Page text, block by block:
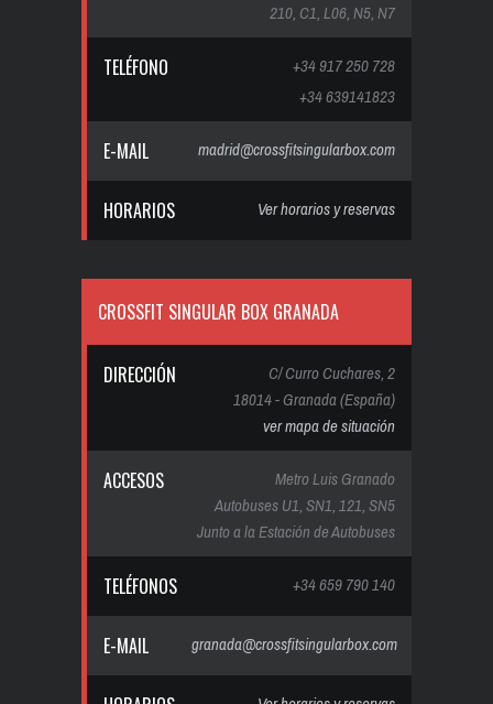
210, C1, L06, N5, N7
TELÉFONO
+34 917 250 728
+34 639141823
E-MAIL madrid@crossfitsingularbox.com
HORARIOS Ver horarios y reservas
CROSSFIT SINGULAR BOX GRANADA
DIRECCIÓN
C/ Curro Cuchares, 2
18014 - Granada (España)
ver mapa de situación
ACCESOS
Metro Luis Granado
Autobuses U1, SN1, 121, SN5
Junto a la Estación de Autobuses
TELÉFONOS +34 659 790 140
E-MAIL granada@crossfitsingularbox.com